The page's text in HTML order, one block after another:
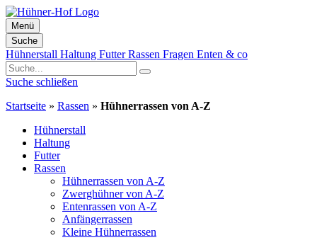
Menü
Suche
Zum
Inhalt
springen
Hühnerstall Haltung FutterRassen Fragen Enten & co
Suche schließen
Startseite » Rassen » Hühnerrassen von A-Z
Hühnerstall
Haltung
Futter
Rassen
Hühnerrassen von A-Z
Zwerghühner von A-Z
Entenrassen von A-Z
Anfängerrassen
Kleine Hühnerrassen